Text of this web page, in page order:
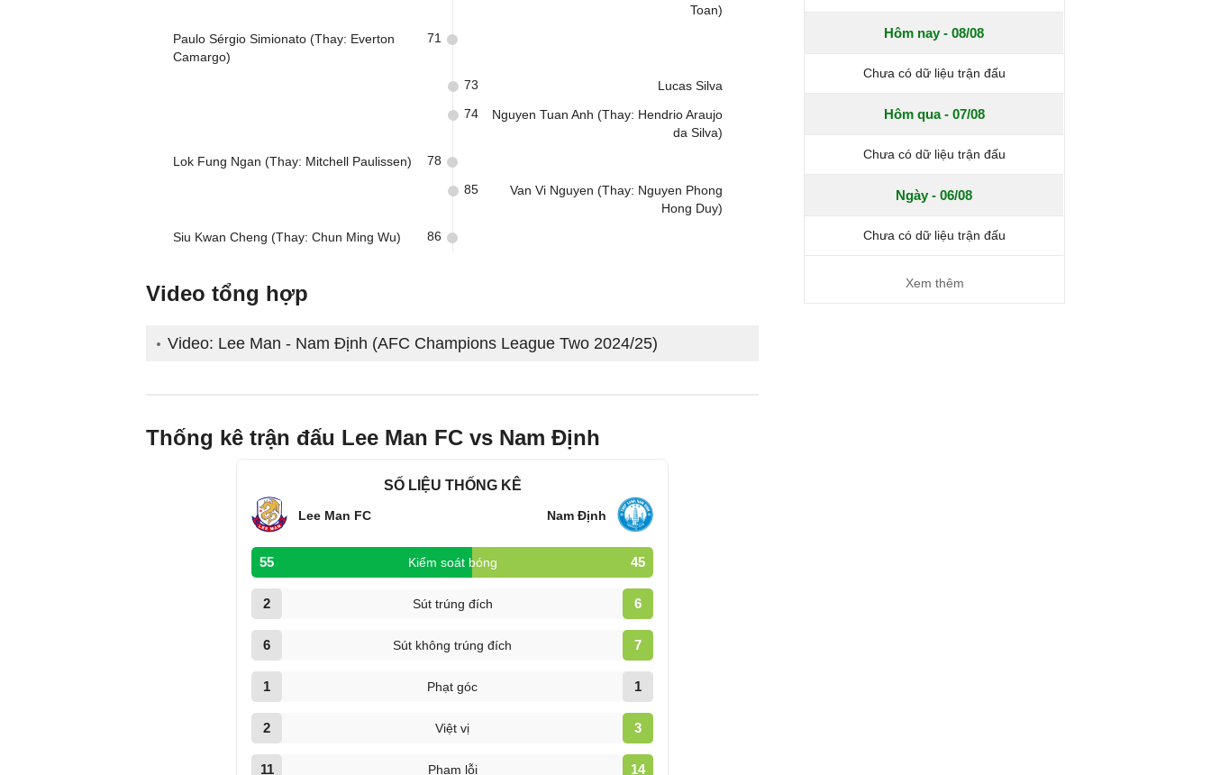
Toan)
Paulo Sérgio Simionato (Thay: Everton
Camargo)
71
Lucas Silva
73
Nguyen Tuan Anh (Thay: Hendrio Araujo
da Silva)
74
Lok Fung Ngan (Thay: Mitchell Paulissen) 78
Van Vi Nguyen (Thay: Nguyen Phong
Hong Duy)
85
Siu Kwan Cheng (Thay: Chun Ming Wu) 86
Video tổng hợp
Video: Lee Man - Nam Định (AFC Champions League Two 2024/25)
Thống kê trận đấu Lee Man FC vs Nam Định
SỐ LIỆU THỐNG KÊ
Lee Man FC Nam Định
55 Kiểm soát bóng 45
2 Sút trúng đích 6
6 Sút không trúng đích 7
1 Phạt góc 1
2 Việt vị 3
11 Phạm lỗi 14
Hôm nay - 08/08
Chưa có dữ liệu trận đấu
Hôm qua - 07/08
Chưa có dữ liệu trận đấu
Ngày - 06/08
Chưa có dữ liệu trận đấu
Xem thêm